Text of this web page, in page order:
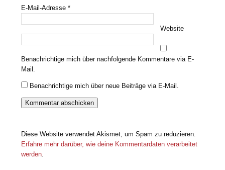
E-Mail-Adresse*
Website
Benachrichtige mich über nachfolgende Kommentare via E-
Mail.
Benachrichtige mich über neue Beiträge via E-Mail.
Diese Website verwendet Akismet, um Spam zu reduzieren.
Erfahre mehr darüber, wie deine Kommentardaten verarbeitet
werden.